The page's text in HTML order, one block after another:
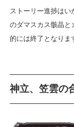
ストーリー進捗は
のダマスカス骸晶と
的には終了となりま
神立、笠雲の